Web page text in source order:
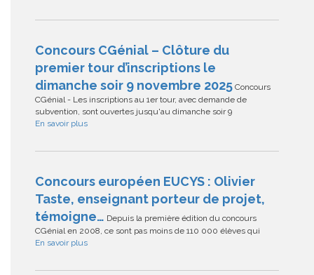
Concours CGénial – Clôture du
premier tour d’inscriptions le
dimanche soir 9 novembre 2025 Concours
CGénial - Les inscriptions au 1er tour, avec demande de
subvention, sont ouvertes jusqu'au dimanche soir 9
En savoir plus
Concours européen EUCYS : Olivier
Taste, enseignant porteur de projet,
témoigne… Depuis la première édition du concours
CGénial en 2008, ce sont pas moins de 110 000 élèves qui
En savoir plus